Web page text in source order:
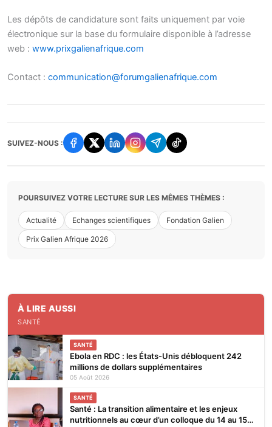
Les dépôts de candidature sont faits uniquement par voie
électronique sur la base du formulaire disponible à l’adresse
web : www.prixgalienafrique.com
Contact : communication@forumgalienafrique.com
SUIVEZ-NOUS :
POURSUIVEZ VOTRE LECTURE SUR LES MÊMES THÈMES :
Actualité Echanges scientifiques Fondation Galien
Prix Galien Afrique 2026
À LIRE AUSSI
SANTÉ
SANTÉ
Ebola en RDC : les États-Unis débloquent 242
millions de dollars supplémentaires
05 Août 2026
SANTÉ
Santé : La transition alimentaire et les enjeux
nutritionnels au cœur d’un colloque du 14 au 15